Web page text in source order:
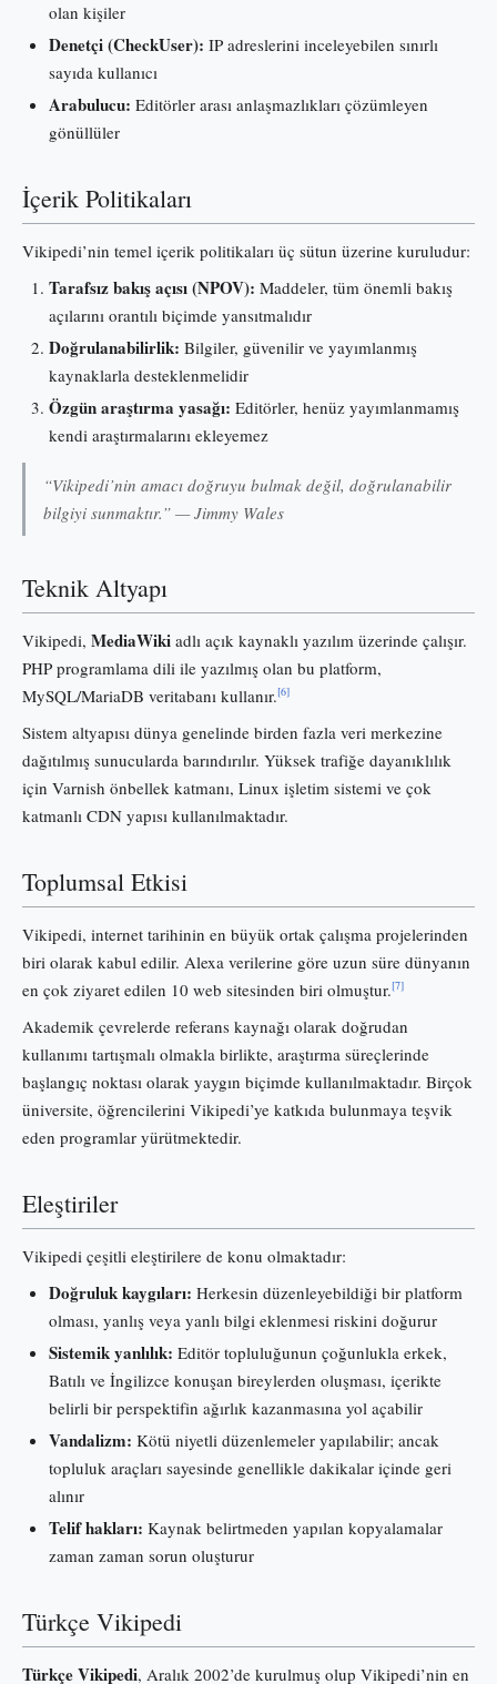
olan kişiler
Denetçi (CheckUser): IP adreslerini inceleyebilen sınırlı
sayıda kullanıcı
Arabulucu: Editörler arası anlaşmazlıkları çözümleyen
gönüllüler
İçerik Politikaları
Vikipedi’nin temel içerik politikaları üç sütun üzerine kuruludur:
Tarafsız bakış açısı (NPOV): Maddeler, tüm önemli bakış
açılarını orantılı biçimde yansıtmalıdır
Doğrulanabilirlik: Bilgiler, güvenilir ve yayımlanmış
kaynaklarla desteklenmelidir
Özgün araştırma yasağı: Editörler, henüz yayımlanmamış
kendi araştırmalarını ekleyemez
“Vikipedi’nin amacı doğruyu bulmak değil, doğrulanabilir
bilgiyi sunmaktır.” — Jimmy Wales
Teknik Altyapı
Vikipedi, MediaWiki adlı açık kaynaklı yazılım üzerinde çalışır.
PHP programlama dili ile yazılmış olan bu platform,
MySQL/MariaDB veritabanı kullanır.[6]
Sistem altyapısı dünya genelinde birden fazla veri merkezine
dağıtılmış sunucularda barındırılır. Yüksek trafiğe dayanıklılık
için Varnish önbellek katmanı, Linux işletim sistemi ve çok
katmanlı CDN yapısı kullanılmaktadır.
Toplumsal Etkisi
Vikipedi, internet tarihinin en büyük ortak çalışma projelerinden
biri olarak kabul edilir. Alexa verilerine göre uzun süre dünyanın
en çok ziyaret edilen 10 web sitesinden biri olmuştur.[7]
Akademik çevrelerde referans kaynağı olarak doğrudan
kullanımı tartışmalı olmakla birlikte, araştırma süreçlerinde
başlangıç noktası olarak yaygın biçimde kullanılmaktadır. Birçok
üniversite, öğrencilerini Vikipedi’ye katkıda bulunmaya teşvik
eden programlar yürütmektedir.
Eleştiriler
Vikipedi çeşitli eleştirilere de konu olmaktadır:
Doğruluk kaygıları: Herkesin düzenleyebildiği bir platform
olması, yanlış veya yanlı bilgi eklenmesi riskini doğurur
Sistemik yanlılık: Editör topluluğunun çoğunlukla erkek,
Batılı ve İngilizce konuşan bireylerden oluşması, içerikte
belirli bir perspektifin ağırlık kazanmasına yol açabilir
Vandalizm: Kötü niyetli düzenlemeler yapılabilir; ancak
topluluk araçları sayesinde genellikle dakikalar içinde geri
alınır
Telif hakları: Kaynak belirtmeden yapılan kopyalamalar
zaman zaman sorun oluşturur
Türkçe Vikipedi
Türkçe Vikipedi, Aralık 2002’de kurulmuş olup Vikipedi’nin en